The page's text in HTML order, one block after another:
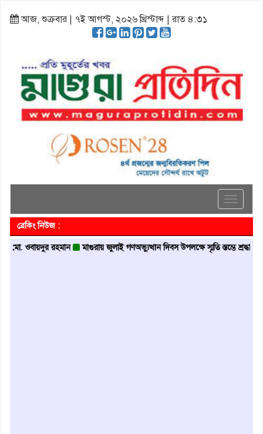
আজ, শুক্রবার | ৭ই আগস্ট, ২০২৬ খ্রিস্টাব্দ | রাত ৪:৩১
Toggle
ব্রেকিং নিউজ :
রহমান মাগুরায় জুলাই গণঅভ্যুত্থান দিবস উপলক্ষে স্মৃতি স্তম্ভে শ্রদ্ধা নিবেদন